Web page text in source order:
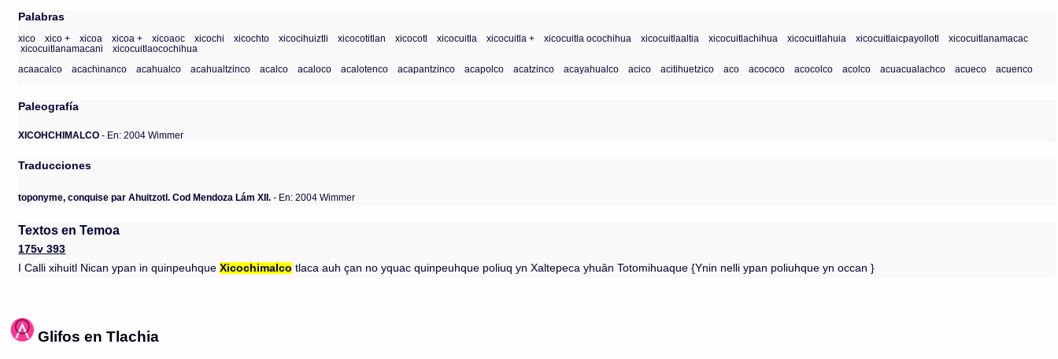
Palabras
xico xico + xicoa xicoa + xicoaoc xicochi xicochto xicocihuiztli xicocotitlan xicocotl xicocuitla xicocuitla + xicocuitla ocochihua xicocuitlaaltia xicocuitlachihua xicocuitlahuia xicocuitlaicpayollotl
xicocuitlanamacac
xicocuitlanamacani
xicocuitlaocochihua
acaacalco
acachinanco acahualco acahualtzinco acalco acaloco acalotenco acapantzinco acapolco acatzinco acayahualco acico acitihuetzico aco acococo acocolco acolco acuacualachco acueco acuenco
Paleografía
XICOHCHIMALCO - En: 2004 Wimmer
Traducciones
toponyme, conquise par Ahuitzotl. Cod Mendoza Lám XII. - En: 2004 Wimmer
Textos en Temoa
175v 393
I Calli xihuitl Nican ypan in quinpeuhqueXicochimalco tlaca auh çan no yquac quinpeuhque poliuq yn Xaltepeca yhuân Totomihuaque {Ynin nelli ypan poliuhque yn occan }
Glifos en Tlachia